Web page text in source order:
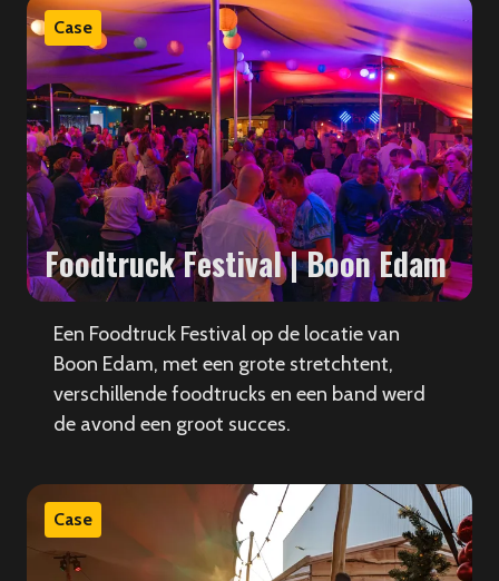
Case
Foodtruck Festival | Boon Edam
Een Foodtruck Festival op de locatie van
Boon Edam, met een grote stretchtent,
verschillende foodtrucks en een band werd
de avond een groot succes.
Case